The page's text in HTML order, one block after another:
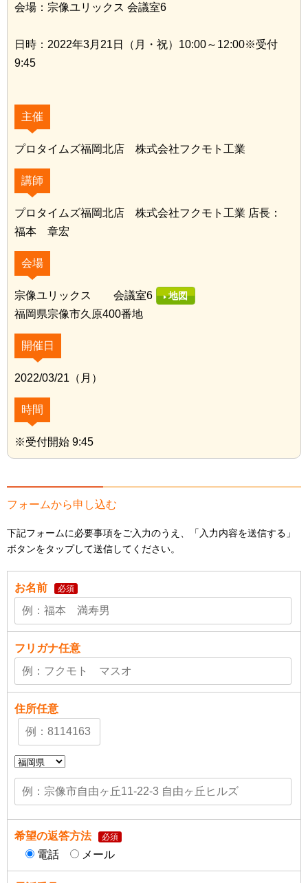
会場：宗像ユリックス 会議室6
日時：2022年3月21日（月・祝）10:00～12:00※受付
9:45
主催
プロタイムズ福岡北店 株式会社フクモト工業
講師
プロタイムズ福岡北店 株式会社フクモト工業 店長：
福本 章宏
会場
宗像ユリックス 会議室6 地図
福岡県宗像市久原400番地
開催日
2022/03/21（月）
時間
※受付開始 9:45
フォームから申し込む
下記フォームに必要事項をご入力のうえ、「入力内容を送信する」
ボタンをタップして送信してください。
お名前 必須
フリガナ任意
住所任意
希望の返答方法 必須
電話 メール